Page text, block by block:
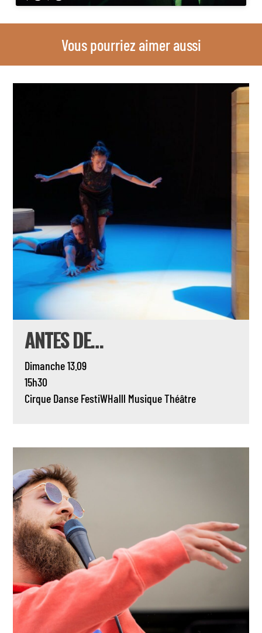
Vous pourriez aimer aussi
ANTES DE…
Dimanche 13.09
15h30
Cirque Danse FestiWHalll MusiqueThéâtre